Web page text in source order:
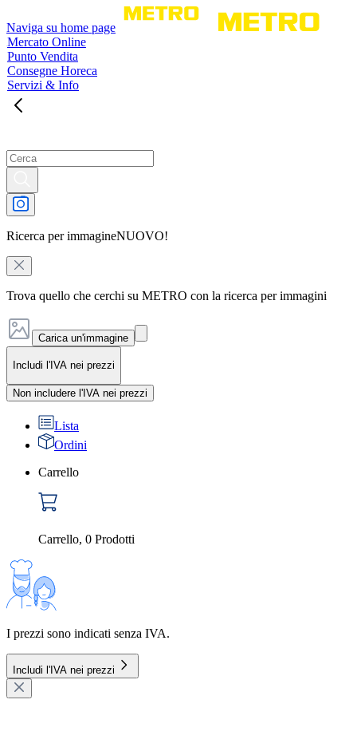
Naviga su home page
Mercato Online
Punto Vendita
Consegne Horeca
Servizi & Info
Ricerca per immagineNUOVO!
Trova quello che cerchi su METRO con la ricerca per immagini
Carica un'immagine
Includi l'IVA nei prezzi
Non includere l'IVA nei prezzi
Lista
Ordini
Carrello
Carrello, 0 Prodotti
I prezzi sono indicati senza IVA.
Includi l'IVA nei prezzi